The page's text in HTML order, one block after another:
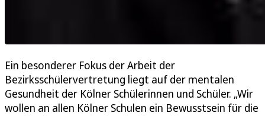
Ein besonderer Fokus der Arbeit der
Bezirksschülervertretung liegt auf der mentalen
Gesundheit der Kölner Schülerinnen und Schüler. „Wir
wollen an allen Kölner Schulen ein Bewusstsein für die